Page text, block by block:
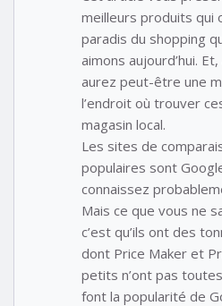
meilleurs produits qui
paradis du shopping
aimons aujourd’hui.
aurez peut-être une
l’endroit où trouver
magasin local.
Les sites de
populaires sont
connaissez
Mais ce que vous ne
c’est qu’ils ont des
dont Price Maker et
petits n’ont pas
font la popularité de